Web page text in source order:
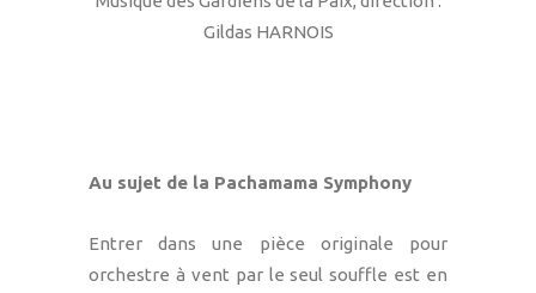
Gildas HARNOIS
Au sujet de la Pachamama Symphony
Entrer dans une pièce originale pour
orchestre à vent par le seul souffle est en